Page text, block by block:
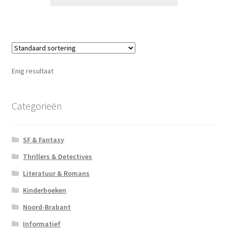
Enig resultaat
Categorieën
SF & Fantasy
Thrillers & Detectives
Literatuur & Romans
Kinderboeken
Noord-Brabant
Informatief